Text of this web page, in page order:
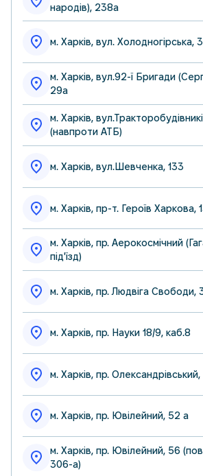
народів), 238а
м. Харків, вул. Холодногірська, 3
м. Харків, вул.92-ї Бригади
29а
м. Харків,
(навпроти АТБ)
м. Харків, вул.Шевченка, 133
м. Харків, пр-т. Героїв Харкова,
м. Харків, пр. Аерокосмічний
під'їзд)
м. Харків, пр. Людвіга Свободи,
м. Харків, пр. Науки 18/9, каб.8
м. Харків, пр. Олександрівський,
м. Харків, пр. Ювілейний, 52 а
м. Харків, пр. Ювілейний, 56
306-а)